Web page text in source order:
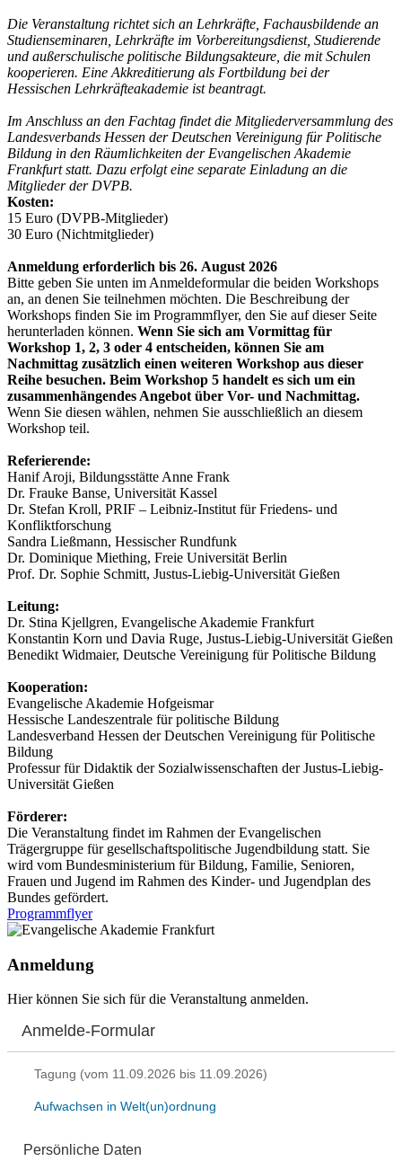
Die Veranstaltung richtet sich an Lehrkräfte, Fachausbildende an
Studienseminaren, Lehrkräfte im Vorbereitungsdienst, ­Studierende
und außerschulische politische Bildungsakteure, die mit Schulen
kooperieren. Eine Akkreditierung als Fortbildung bei der
Hessischen Lehrkräfteakademie ist beantragt.
Im Anschluss an den Fachtag findet die Mitgliederversammlung des
Landesverbands Hessen der Deutschen Vereinigung für Politische
Bildung in den Räumlichkeiten der Evangelischen Akademie
Frankfurt statt. Dazu erfolgt eine separate Einladung an die
Mitglieder der DVPB.
Kosten:
15 Euro (DVPB-Mitglieder)
30 Euro (Nichtmitglieder)
Anmeldung erforderlich bis 26. August 2026
Bitte geben Sie unten im Anmeldeformular die beiden Workshops
an, an denen Sie teilnehmen möchten. Die Beschreibung der
Workshops finden Sie im Programmflyer, den Sie auf dieser Seite
herunterladen können. Wenn Sie sich am Vormittag für
Workshop 1, 2, 3 oder 4 entscheiden, können Sie am
Nachmittag zusätzlich einen weiteren Workshop aus dieser
Reihe besuchen. Beim Workshop 5 handelt es sich um ein
zusammenhängendes Angebot über Vor- und Nachmittag.
Wenn Sie diesen wählen, nehmen Sie ausschließlich an diesem
Workshop teil.
Referierende:
Hanif Aroji, Bildungsstätte Anne Frank
Dr. Frauke Banse, Universität Kassel
Dr. Stefan Kroll, PRIF – Leibniz-Institut für Friedens- und
Konfliktforschung
Sandra Ließmann, Hessischer Rundfunk
Dr. Dominique Miething, Freie Universität Berlin
Prof. Dr. Sophie Schmitt, Justus-Liebig-Universität Gießen
Leitung:
Dr. Stina Kjellgren, Evangelische Akademie Frankfurt
Konstantin Korn und Davia Ruge, Justus-Liebig-Universität Gießen
Benedikt Widmaier, Deutsche Vereinigung für Politische Bildung
Kooperation:
Evangelische Akademie Hofgeismar
Hessische Landeszentrale für politische Bildung
Landesverband Hessen der Deutschen Vereinigung für Politische
Bildung
Professur für Didaktik der Sozialwissenschaften der Justus-Liebig-
Universität Gießen
Förderer:
Die Veranstaltung findet im Rahmen der Evangelischen
Trägergruppe für gesellschaftspolitische Jugendbildung statt. Sie
wird vom Bundesministerium für Bildung, Familie, Senioren,
Frauen und Jugend im Rahmen des Kinder- und Jugendplan des
Bundes gefördert.
Programmflyer
Anmeldung
Hier können Sie sich für die Veranstaltung anmelden.